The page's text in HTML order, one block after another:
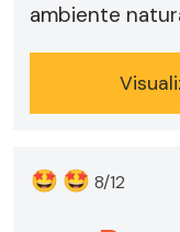
ambiente
🤩 🤩 8/12